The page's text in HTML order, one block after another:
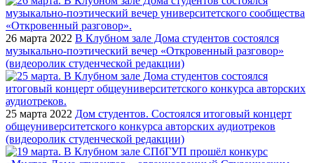
26 марта 2022 В Клубном зале Дома студентов состоялся
музыкально-поэтический вечер «Откровенный разговор»
(видеоролик студенческой редакции)
25 марта 2022 Дом студентов. Состоялся итоговый концерт
общеуниверситетского конкурса авторских аудиотреков
(видеоролик студенческой редакции)